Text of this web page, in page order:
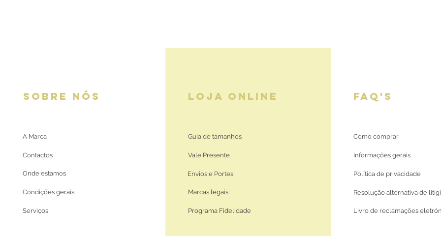
SOBRE NÓS
A Marca
Contactos
Onde estamos
Condições gerais
Serviços
LOJA ONLINE
Guia de tamanhos
Vale Presente
Envios e Portes
Marcas legais
Programa Fidelidade
FAQ'S
Como comprar
Informações gerais
Política de privacidade
Resolução alternativa de
Livro de reclamações